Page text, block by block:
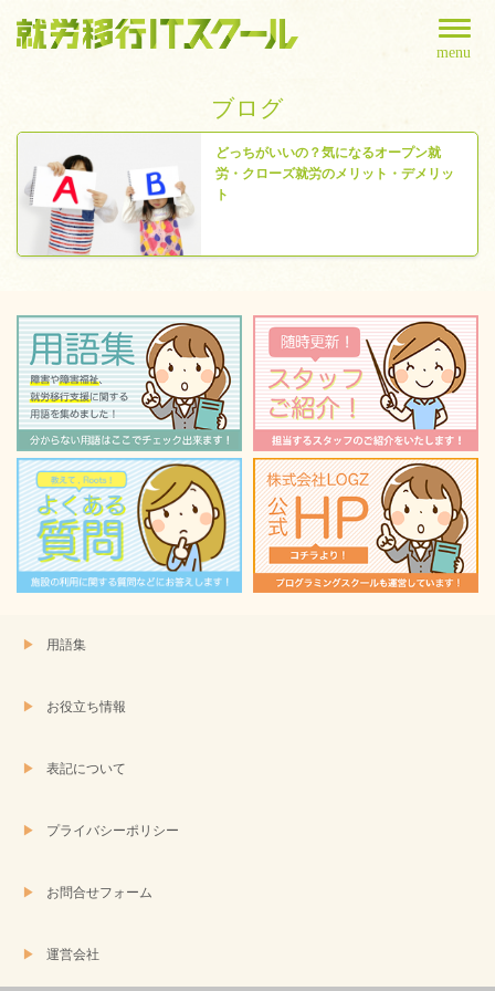
menu
ブログ
どっちがいいの？気になるオープン就
労・クローズ就労のメリット・デメリッ
ト
用語集
お役立ち情報
表記について
プライバシーポリシー
お問合せフォーム
運営会社